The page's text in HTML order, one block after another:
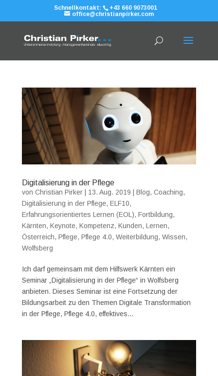
Schnellkontakt:
+43 660 9073001
office@christianpirker.com
Digitalisierung in der Pflege
von Christian Pirker| 13. Aug. 2019 Blog, Coaching,
Digitalisierung in der Pflege, ELF10,
Erfahrungsorientiertes Lernen (EOL), Fortbildung,
Kärnten, Keynote, Kompetenz, Kunden, Lernen,
Österreich, Pflege, Pflege 4.0, Weiterbildung, Wissen,
Wolfsberg
Ich darf gemeinsam mit dem Hilfswerk Kärnten ein
Seminar „Digitalisierung in der Pflege“ in Wolfsberg
anbieten. Dieses Seminar ist eine Fortsetzung der
Bildungsarbeit zu den Themen Digitale Transformation
in der Pflege, Pflege 4.0, effektives...